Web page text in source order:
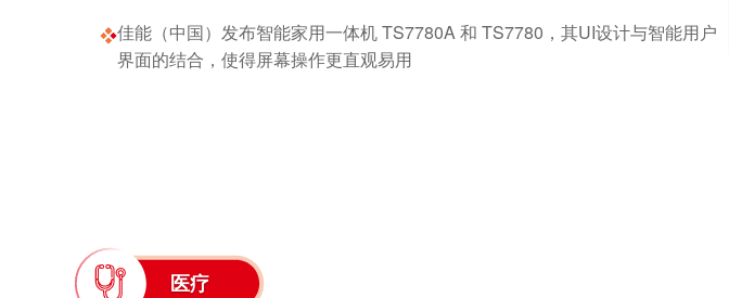
佳能（中国）发布智能家用一体机 TS7780A 和 TS7780，其UI设计与智能用户
界面的结合，使得屏幕操作更直观易用
医疗